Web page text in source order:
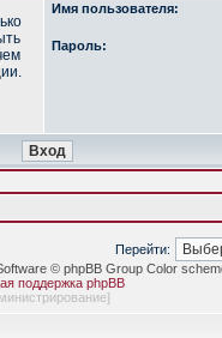
Имя пользователя:
Пароль:
Перейти:
© phpBB Group Color
поддержка phpBB
]